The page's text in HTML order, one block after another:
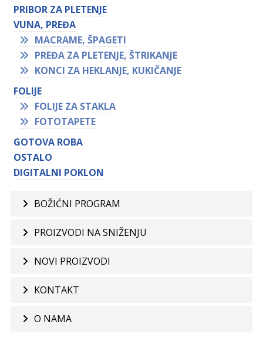
PRIBOR ZA PLETENJE
VUNA, PREĐA
MACRAME, ŠPAGETI
PREĐA ZA PLETENJE, ŠTRIKANJE
KONCI ZA HEKLANJE, KUKIČANJE
FOLIJE
FOLIJE ZA STAKLA
FOTOTAPETE
GOTOVA ROBA
OSTALO
DIGITALNI POKLON
BOŽIĆNI PROGRAM
PROIZVODI NA SNIŽENJU
NOVI PROIZVODI
KONTAKT
O NAMA